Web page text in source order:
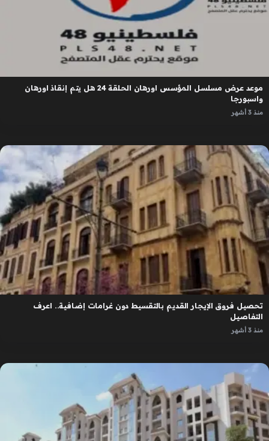
موعد عرض مسلسل المؤسس اورهان الحلقة 24 هل يتم إنقاذ اورهان
واسبورجا
منذ 3 أشهر
تحصيل فروق الإيجار القديم بالتقسيط دون غرامات إضافية.. اعرف
التفاصيل
منذ 3 أشهر